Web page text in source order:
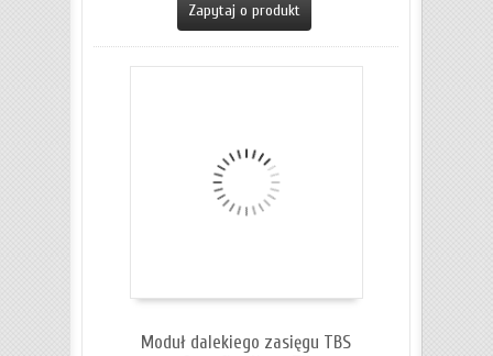
Zapytaj o produkt
Moduł dalekiego zasięgu TBS